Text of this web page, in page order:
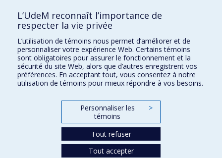
Comment soutenir le Département?
BESOIN D'AIDE?
Plan du site
Signaler une erreur
Accessibilité
FACULTÉ DES ARTS ET DES SCIENCES
Nos départements et écoles
L’UdeM reconnaît l’importance de
respecter la vie privée
L’utilisation de témoins nous permet d’améliorer et de
personnaliser votre expérience Web. Certains témoins
sont obligatoires pour assurer le fonctionnement et la
sécurité du site Web, alors que d’autres enregistrent vos
préférences. En acceptant tout, vous consentez à notre
utilisation de témoins pour mieux répondre à vos besoins.
Personnaliser les
témoins
>
Tout refuser
Tout accepter